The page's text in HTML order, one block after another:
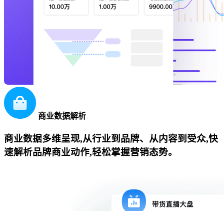
商业数据解析
商业数据多维呈现,从行业到品牌、从内容到受众,快
速解析品牌商业动作,轻松掌握营销态势。